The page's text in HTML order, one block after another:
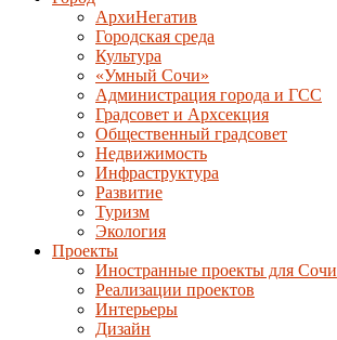
АрхиНегатив
Городская среда
Культура
«Умный Сочи»
Администрация города и ГСС
Градсовет и Архсекция
Общественный градсовет
Недвижимость
Инфраструктура
Развитие
Туризм
Экология
Проекты
Иностранные проекты для Сочи
Реализации проектов
Интерьеры
Дизайн